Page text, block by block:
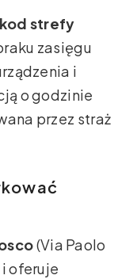
kod strefy
zasięgu
i
o godzinie
przez straż
(Via Paolo
oferuje